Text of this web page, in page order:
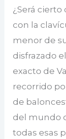
¿Será
con la
menor de
disfrazado
exacto de
recorrido
de
del mundo
todas esas